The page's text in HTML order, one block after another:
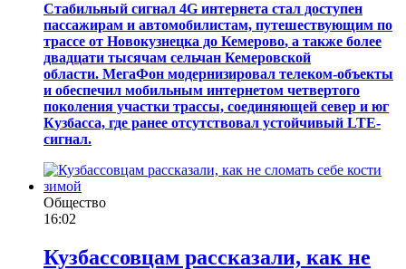
Стабильный сигнал 4G интернета стал доступен
пассажирам и автомобилистам, путешествующим по
трассе от Новокузнецка до Кемерово, а также более
двадцати тысячам сельчан Кемеровской
области. МегаФон модернизировал телеком-объекты
и обеспечил мобильным интернетом четвертого
поколения участки трассы, соединяющей север и юг
Кузбасса, где ранее отсутствовал устойчивый LTE-
сигнал.
Общество
16:02
Кузбассовцам рассказали, как не